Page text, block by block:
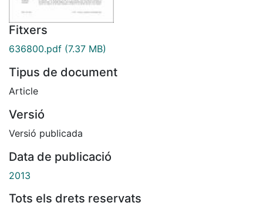
Fitxers
636800.pdf (7.37 MB)
Tipus de document
Article
Versió
Versió publicada
Data de publicació
2013
Tots els drets reservats